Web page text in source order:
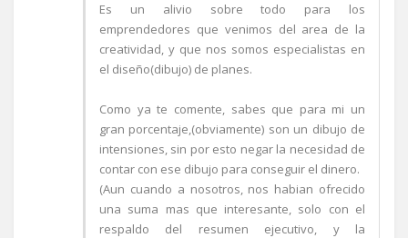
Es un alivio sobre todo para los
emprendedores que venimos del area de la
creatividad, y que nos somos especialistas en
el diseño(dibujo) de planes.
Como ya te comente, sabes que para mi un
gran porcentaje,(obviamente) son un dibujo de
intensiones, sin por esto negar la necesidad de
contar con ese dibujo para conseguir el dinero.
(Aun cuando a nosotros, nos habian ofrecido
una suma mas que interesante, solo con el
respaldo del resumen ejecutivo, y la